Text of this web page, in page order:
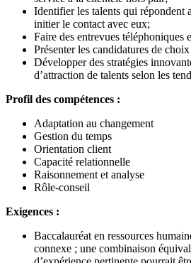
Identifier les talents qui répondent
initier le contact avec eux;
Faire des entrevues téléphoniques
Présenter les candidatures de
Développer des stratégies
d’attraction de talents selon les
Profil des compétences :
Adaptation au changement
Gestion du temps
Orientation client
Capacité relationnelle
Raisonnement et analyse
Rôle-conseil
Exigences :
Baccalauréat en ressources
connexe ; une combinaison